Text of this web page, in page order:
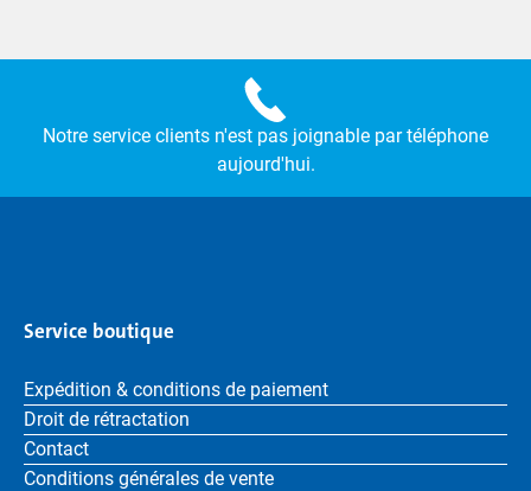
Notre service clients n'est pas joignable par téléphone
aujourd'hui.
Service boutique
Expédition & conditions de paiement
Droit de rétractation
Contact
Conditions générales de vente